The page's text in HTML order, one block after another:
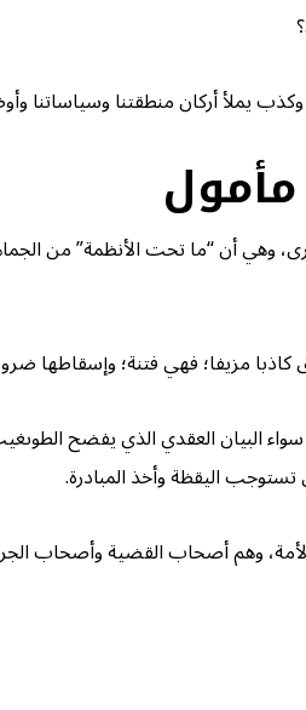
يملأ أركان منطقتنا وسياساتنا
وهي أن “ما تحت الأنظمة” من
كاذبا مزيفا؛ فهي فتنة؛
البيان العقدي الذي يفضح
تستوجب اليقظة وأخذ المبادرة.
وهم أصحاب القضية وأصحاب